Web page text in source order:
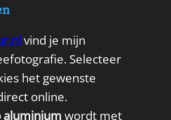
vind je mijn
Selecteer
het gewenste
online.
wordt met